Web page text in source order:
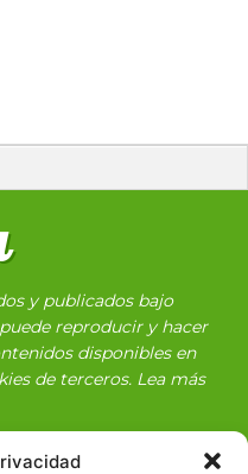
y publicados bajo
reproducir y hacer
disponibles en
de terceros. Lea más